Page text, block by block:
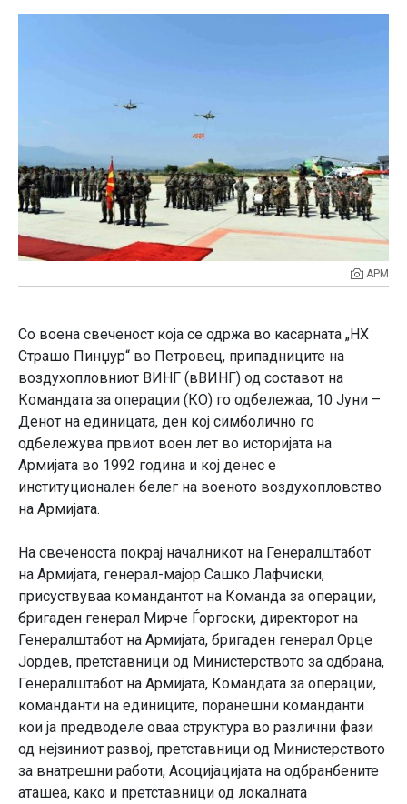
АРМ
Со воена свеченост која се одржа во касарната „НХ
Страшо Пинџур“ во Петровец, припадниците на
воздухопловниот ВИНГ (вВИНГ) од составот на
Командата за операции (КО) го одбележаа, 10 Јуни –
Денот на единицата, ден кој симболично го
одбележува првиот воен лет во историјата на
Армијата во 1992 година и кој денес е
институционален белег на военото воздухопловство
на Армијата.
На свеченоста покрај началникот на Генералштабот
на Армијата, генерал-мајор Сашко Лафчиски,
присуствуваа командантот на Команда за операции,
бригаден генерал Мирче Ѓоргоски, директорот на
Генералштабот на Армијата, бригаден генерал Орце
Јордев, претставници од Министерството за одбрана,
Генералштабот на Армијата, Командата за операции,
команданти на единиците, поранешни команданти
кои ја предводеле оваа структура во различни фази
од нејзиниот развој, претставници од Министерството
за внатрешни работи, Асоцијацијата на одбранбените
аташеа, како и претставници од локалната